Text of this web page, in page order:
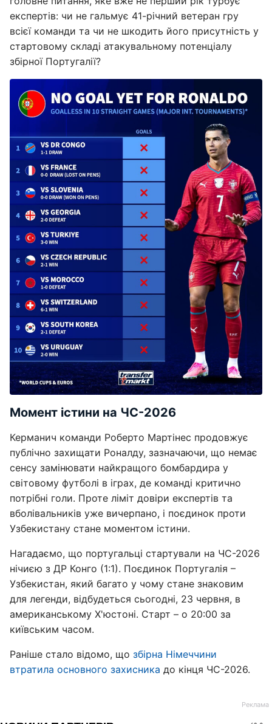
експертів: чи не гальмує 41-річний ветеран гру
всієї команди та чи не шкодить його присутність у
стартовому складі атакувальному потенціалу
збірної Португалії?
Момент істини на ЧС-2026
Керманич команди Роберто Мартінес продовжує
публічно захищати Роналду, зазначаючи, що немає
сенсу замінювати найкращого бомбардира у
світовому футболі в іграх, де команді критично
потрібні голи. Проте ліміт довіри експертів та
вболівальників уже вичерпано, і поєдинок проти
Узбекистану стане моментом істини.
Нагадаємо, що португальці стартували на ЧС-2026
нічиєю з ДР Конго (1:1). Поєдинок Португалія –
Узбекистан, який багато у чому стане знаковим
для легенди, відбудеться сьогодні, 23 червня, в
американському Х'юстоні. Старт – о 20:00 за
київським часом.
Раніше стало відомо, що збірна Німеччини
втратила основного захисника до кінця ЧС-2026.